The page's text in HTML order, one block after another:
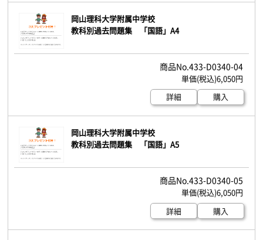
岡山理科大学附属中学校
教科別過去問題集 「国語」A4
433-D0340-04
6,050円
詳細
購入
岡山理科大学附属中学校
教科別過去問題集 「国語」A5
433-D0340-05
6,050円
詳細
購入